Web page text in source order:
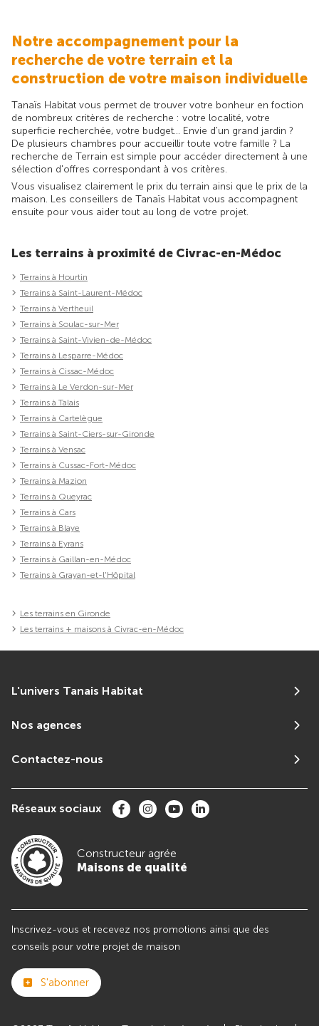
Notre accompagnement pour la
recherche de votre terrain et la
construction de votre maison individuelle
Tanaïs Habitat vous permet de trouver votre bonheur en foction
de nombreux critères de recherche : votre localité, votre
superficie recherchée, votre budget... Envie d'un grand jardin ?
De plusieurs chambres pour accueillir toute votre famille ? La
recherche de Terrain est simple pour accéder directement à une
sélection d'offres correspondant à vos critères.
Vous visualisez clairement le prix du terrain ainsi que le prix de la
maison. Les conseillers de Tanaïs Habitat vous accompagnent
ensuite pour vous aider tout au long de votre projet.
Les terrains à proximité de Civrac-en-Médoc
Terrains à Hourtin
Terrains à Saint-Laurent-Médoc
Terrains à Vertheuil
Terrains à Soulac-sur-Mer
Terrains à Saint-Vivien-de-Médoc
Terrains à Lesparre-Médoc
Terrains à Cissac-Médoc
Terrains à Le Verdon-sur-Mer
Terrains à Talais
Terrains à Cartelègue
Terrains à Saint-Ciers-sur-Gironde
Terrains à Vensac
Terrains à Cussac-Fort-Médoc
Terrains à Mazion
Terrains à Queyrac
Terrains à Cars
Terrains à Blaye
Terrains à Eyrans
Terrains à Gaillan-en-Médoc
Terrains à Grayan-et-l'Hôpital
Les terrains en Gironde
Les terrains + maisons à Civrac-en-Médoc
L'univers Tanais Habitat
Nos agences
Contactez-nous
Réseaux sociaux
Constructeur agrée
Maisons de qualité
Inscrivez-vous et recevez nos promotions ainsi que des
conseils pour votre projet de maison
S'abonner